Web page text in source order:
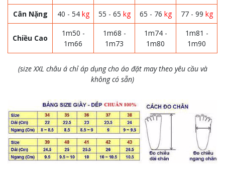
Cân Nặng 40 - 54 kg 55 - 65 kg 65 - 76 kg 77 - 99 kg
Chiều Cao
1m50 -
1m66
1m68 -
1m73
1m74 -
1m80
1m81 -
1m90
(size XXL châu á chỉ áp dụng cho áo đặt may theo yêu cầu và
không có sẵn)